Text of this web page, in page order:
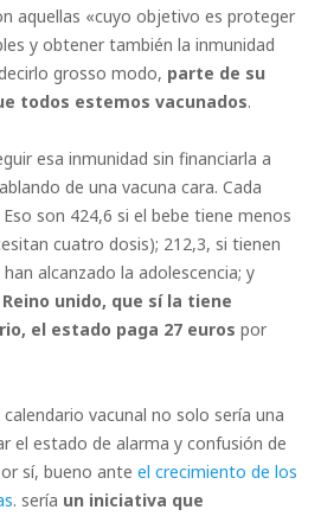
aquellas «cuyo objetivo es proteger
y obtener también la inmunidad
grosso modo, parte de su
todos estemos vacunados.
esa inmunidad sin financiarla a
de una vacuna cara. Cada
son 424,6 si el bebe tiene menos
cuatro dosis); 212,3, si tienen
alcanzado la adolescencia; y
Reino unido, que sí la tiene
el estado paga 27 euros por
vacunal no solo sería una
el estado de alarma y confusión de
sí, bueno ante el crecimiento de los
. sería un iniciativa que